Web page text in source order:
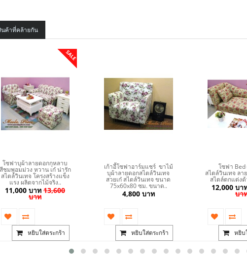
ค้าที่คล้ายกัน
SALE
โซฟาบุผ้าลายดอกกุหลาบ
สีชมพูอมม่วง หวาน เก๋ น่ารัก
สไตล์วินเทจ โครงสร้างแข็ง
แรง ผลิตจากไม้จริง..
11,000 บาท 13,600
บาท
หยิบใส่ตระกร้า
เก้าอี้โซฟาอาร์มแชร์ ขาไม้
บุผ้าลายดอกสไตล์วินเทจ
สวยเก๋ สไตล์วินเทจ ขนาด
75x60x80 ซม. ขนาด..
4,800 บาท
หยิบใส่ตระกร้า
โซฟา Bed
สไตล์วินเทจ ลา
สไตล์ตกแต่ง
12,000 บา
บา
หยิบ